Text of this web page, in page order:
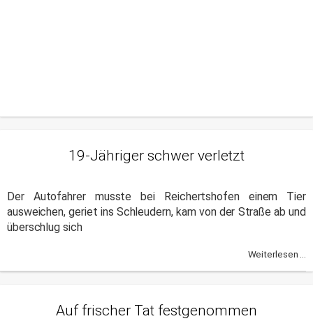
19-Jähriger schwer verletzt
Der Autofahrer musste bei Reichertshofen einem Tier
ausweichen, geriet ins Schleudern, kam von der Straße ab und
überschlug sich
Weiterlesen ...
Auf frischer Tat festgenommen